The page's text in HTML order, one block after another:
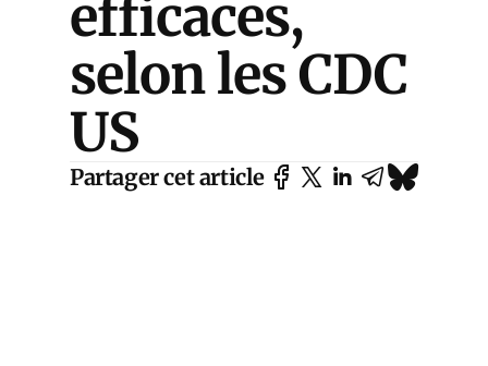
efficaces,
selon les CDC
US
Partager cet article